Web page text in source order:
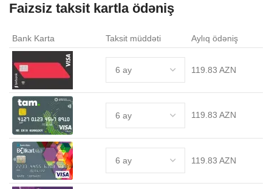
Faizsiz taksit kartla ödəniş
Bank Karta Taksit müddəti Aylıq ödəniş
119.83 AZN
119.83 AZN
119.83 AZN